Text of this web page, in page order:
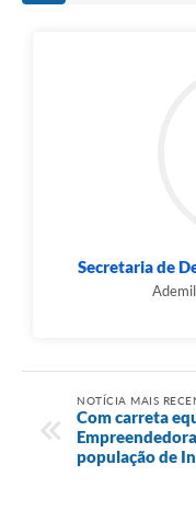
Secretaria de
NOTÍCIA MAIS
Com carreta
população de